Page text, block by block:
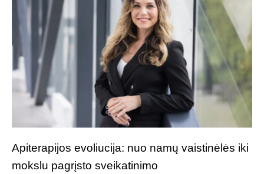
Apiterapijos evoliucija: nuo namų vaistinėlės iki
mokslu pagrįsto sveikatinimo